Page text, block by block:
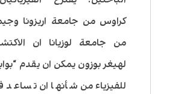
كراوس من جامعة اريزونا
من جامعة لوزيانا ان
لهيغر بوزون يمكن ان يقدم
للفيزياء من شأنها ان